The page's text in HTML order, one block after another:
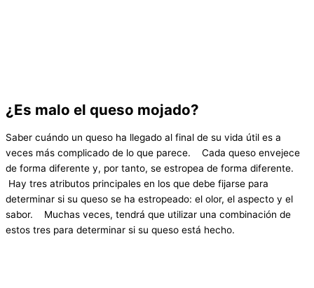
¿Es malo el queso mojado?
Saber cuándo un queso ha llegado al final de su vida útil es a
veces más complicado de lo que parece. Cada queso envejece
de forma diferente y, por tanto, se estropea de forma diferente.
Hay tres atributos principales en los que debe fijarse para
determinar si su queso se ha estropeado: el olor, el aspecto y el
sabor. Muchas veces, tendrá que utilizar una combinación de
estos tres para determinar si su queso está hecho.